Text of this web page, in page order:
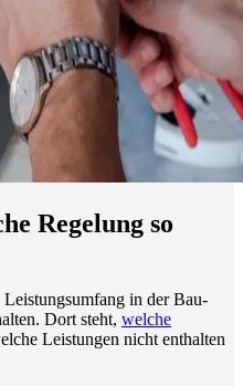
Regelung so
in der Bau-
Dort steht, welche
Leistungen nicht enthalten